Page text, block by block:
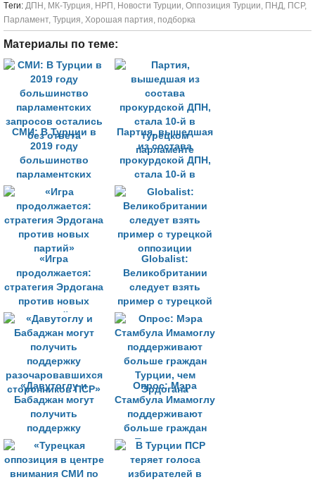
Tеги: ДПН , МК-Турция, НРП , Новости Турции, Оппозиция Турции, ПНД, ПСР,
Парламент, Турция, Хорошая партия, подборка
Материалы по теме:
СМИ: В Турции в
2019 году
большинство
парламентских
запросов остались
без ответа
Партия, вышедшая
из состава
прокурдской ДПН,
стала 10-й в
турецком
парламенте
«Игра
продолжается:
стратегия Эрдогана
против новых
партий»
Globalist:
Великобритании
следует взять
пример с турецкой
оппозиции
«Давутоглу и
Бабаджан могут
получить
поддержку
разочаровавшихся
сторонников ПСР»
Опрос: Мэра
Стамбула Имамоглу
поддерживают
больше граждан
Турции, чем
Эрдогана